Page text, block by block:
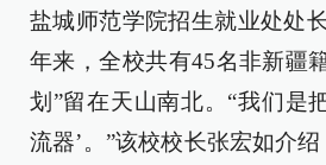
盐城师范学院招生就业处处
年来，全校共有45名非新疆
划”留在天山南北。“我们是
流器’。”该校校长张宏如介